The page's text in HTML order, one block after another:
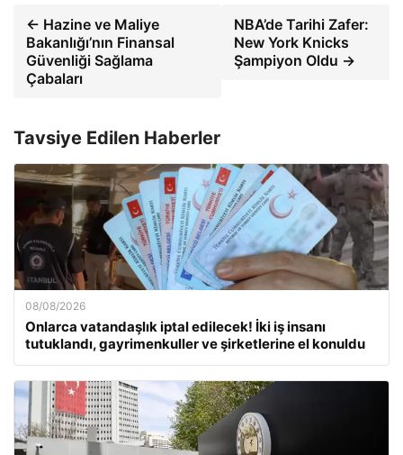
← Hazine ve Maliye
Bakanlığı’nın Finansal
Güvenliği Sağlama
Çabaları
NBA’de Tarihi Zafer:
New York Knicks
Şampiyon Oldu →
Tavsiye Edilen Haberler
08/08/2026
Onlarca vatandaşlık iptal edilecek! İki iş insanı
tutuklandı, gayrimenkuller ve şirketlerine el konuldu